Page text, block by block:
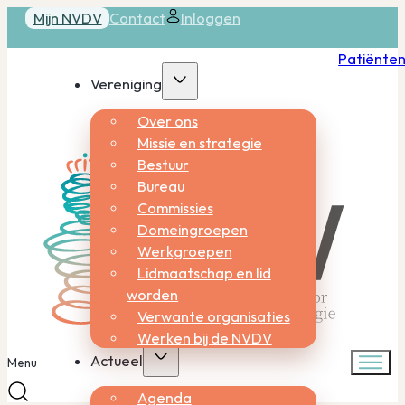
Mijn NVDV Contact Inloggen
Vereniging
Over ons
Missie en strategie
Bestuur
Bureau
Commissies
Domeingroepen
Werkgroepen
Lidmaatschap en lid
worden
Verwante organisaties
Werken bij de NVDV
Actueel
Agenda
Menu